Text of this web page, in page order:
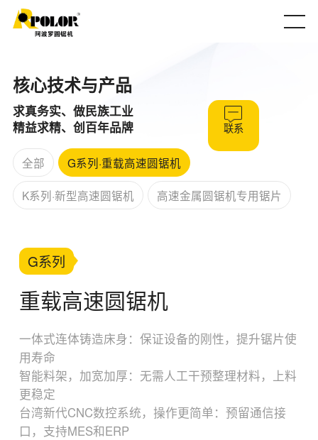
联系
核心技术与产品
求真务实、做民族工业
精益求精、创百年品牌
全部 G系列·重载高速圆锯机
K系列·新型高速圆锯机 高速金属圆锯机专用锯片
G系列
重载高速圆锯机
一体式连体铸造床身：保证设备的刚性，提升锯片使
用寿命
智能料架，加宽加厚：无需人工干预整理材料，上料
更稳定
台湾新代CNC数控系统，操作更简单：预留通信接
口，支持MES和ERP